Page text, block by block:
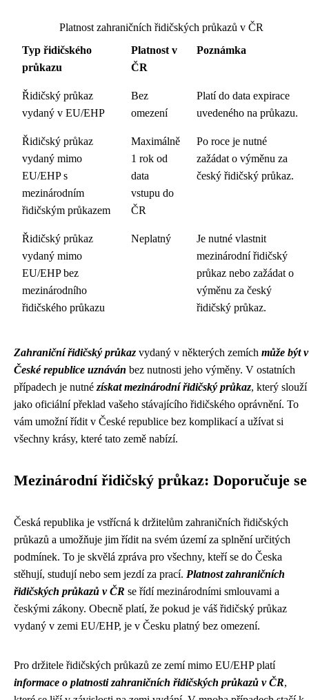
Platnost zahraničních řidičských průkazů v ČR
Typ řidičského
průkazu
Platnost v
ČR
Poznámka
Řidičský průkaz
vydaný v EU/EHP
Bez
omezení
Platí do data expirace
uvedeného na průkazu.
Řidičský průkaz
vydaný mimo
EU/EHP s
mezinárodním
řidičským průkazem
Maximálně
1 rok od
data
vstupu do
ČR
Po roce je nutné
zažádat o výměnu za
český řidičský průkaz.
Řidičský průkaz
vydaný mimo
EU/EHP bez
mezinárodního
řidičského průkazu
Neplatný
Je nutné vlastnit
mezinárodní řidičský
průkaz nebo zažádat o
výměnu za český
řidičský průkaz.
Zahraniční řidičský průkaz vydaný v některých zemích může být v
České republice uznáván bez nutnosti jeho výměny. V ostatních
případech je nutné získat mezinárodní řidičský průkaz, který slouží
jako oficiální překlad vašeho stávajícího řidičského oprávnění. To
vám umožní řídit v České republice bez komplikací a užívat si
všechny krásy, které tato země nabízí.
Mezinárodní řidičský průkaz: Doporučuje se
Česká republika je vstřícná k držitelům zahraničních řidičských
průkazů a umožňuje jim řídit na svém území za splnění určitých
podmínek. To je skvělá zpráva pro všechny, kteří se do Česka
stěhují, studují nebo sem jezdí za prací. Platnost zahraničních
řidičských průkazů v ČR se řídí mezinárodními smlouvami a
českými zákony. Obecně platí, že pokud je váš řidičský průkaz
vydaný v zemi EU/EHP, je v Česku platný bez omezení.
Pro držitele řidičských průkazů ze zemí mimo EU/EHP platí
informace o platnosti zahraničních řidičských průkazů v ČR,